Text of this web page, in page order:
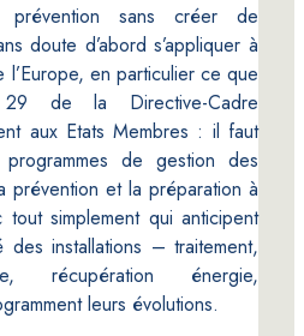
sans créer de
doute d’abord s’appliquer à
l’Europe, en particulier ce que
de la Directive-Cadre
aux Etats Membres : il faut
de gestion des
prévention et la préparation à
simplement qui anticipent
installations – traitement,
récupération énergie,
leurs évolutions.